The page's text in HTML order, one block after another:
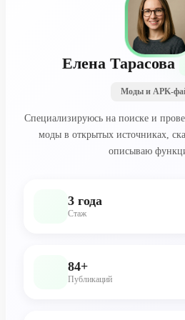
Елена Тарасова
Моды и APK-
Специализируюсь на поиске и
моды в открытых источниках,
описываю
3 года
Стаж
84+
Публикаций